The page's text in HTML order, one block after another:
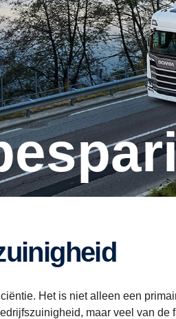
Het is niet alleen een
maar veel van de